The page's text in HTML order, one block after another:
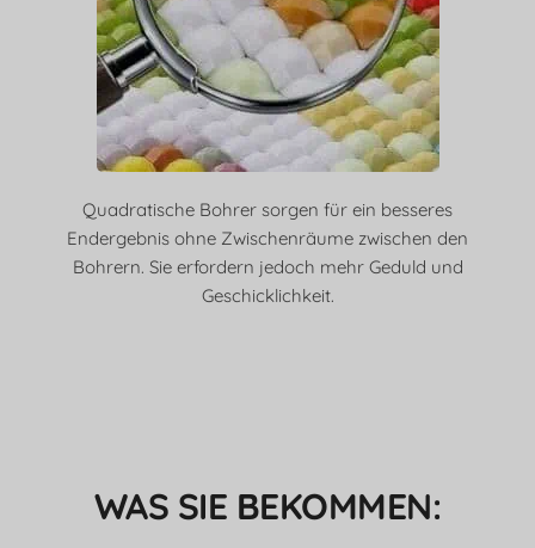
Quadratische Bohrer sorgen für ein besseres
Endergebnis ohne Zwischenräume zwischen den
Bohrern. Sie erfordern jedoch mehr Geduld und
Geschicklichkeit.
WAS SIE BEKOMMEN: